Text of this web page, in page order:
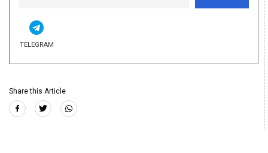
TELEGRAM
Share this Article